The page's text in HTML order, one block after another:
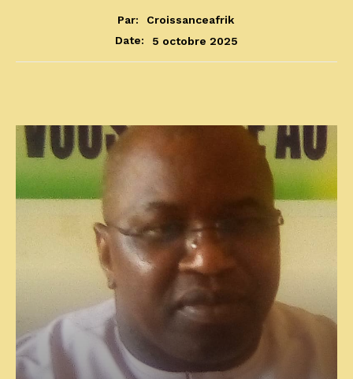
Par:
Croissanceafrik
Date:
5 octobre 2025